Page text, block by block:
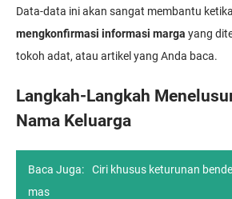
Data-data ini akan sangat membantu
mengkonfirmasi informasi marga yang
tokoh adat, atau artikel yang Anda baca.
Langkah-Langkah
Nama Keluarga
Baca Juga:
Ciri khusus keturunan
mas